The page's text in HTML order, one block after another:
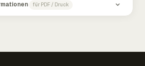
für PDF / Druck